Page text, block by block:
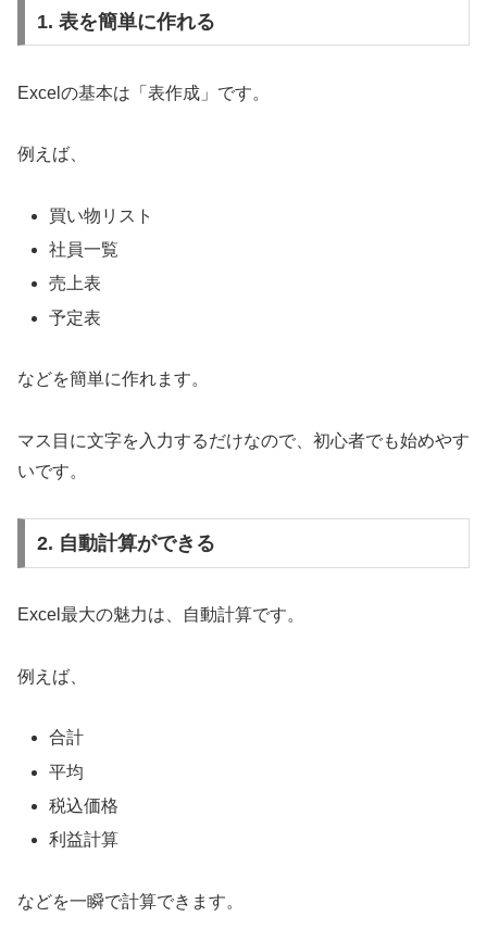
1. 表を簡単に作れる
Excelの基本は「表作成」です。
例えば、
買い物リスト
社員一覧
売上表
予定表
などを簡単に作れます。
マス目に文字を入力するだけなので、初心者でも始めやす
いです。
2. 自動計算ができる
Excel最大の魅力は、自動計算です。
例えば、
合計
平均
税込価格
利益計算
などを一瞬で計算できます。